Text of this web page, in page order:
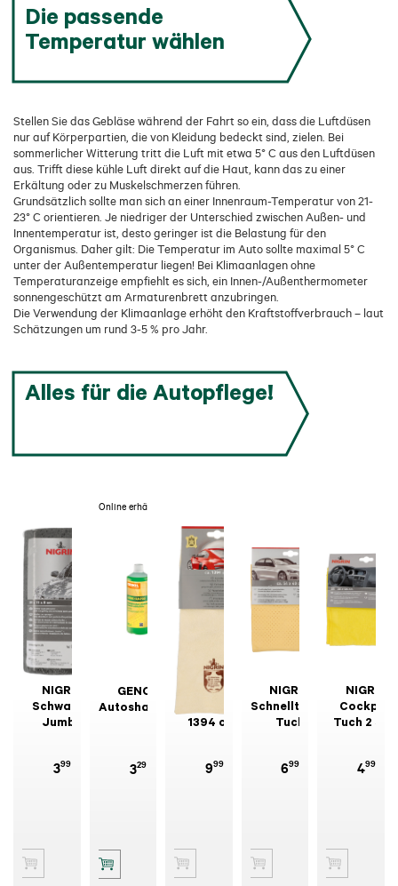
Die passende
Temperatur wählen
Stellen Sie das Gebläse während der Fahrt so ein, dass die Luftdüsen
nur auf Körperpartien, die von Kleidung bedeckt sind, zielen. Bei
sommerlicher Witterung tritt die Luft mit etwa 5° C aus den Luftdüsen
aus. Trifft diese kühle Luft direkt auf die Haut, kann das zu einer
Erkältung oder zu Muskelschmerzen führen.
Grundsätzlich sollte man sich an einer Innenraum-Temperatur von 21-
23° C orientieren. Je niedriger der Unterschied zwischen Außen- und
Innentemperatur ist, desto geringer ist die Belastung für den
Organismus. Daher gilt: Die Temperatur im Auto sollte maximal 5° C
unter der Außentemperatur liegen! Bei Klimaanlagen ohne
Temperaturanzeige empfiehlt es sich, ein Innen-/Außenthermometer
sonnengeschützt am Armaturenbrett anzubringen.
Die Verwendung der Klimaanlage erhöht den Kraftstoffverbrauch – laut
Schätzungen um rund 3-5 % pro Jahr.
Alles für die Autopflege!
NIGRIN
Schwamm
Jumbo
399
Online erhältlich
GENOL
Autoshampoo
329
NIGRIN
Fensterleder
1394 cm²
999
NIGRIN
Schnelltrocken-
Tuch
699
NIGRIN
Cockpit-
Tuch 2
499